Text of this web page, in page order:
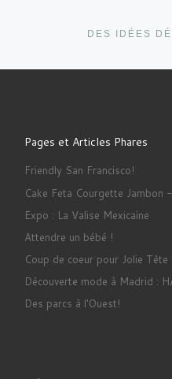
DES IDÉES
Pages et Articles Phares
Friendly San Francisco!
Cake Feta Courgette Jambon
Expo : La Valise Mexicaine
Attendre un bébé !
Coup de coeur pour Jolie
Découverte mode à Madrid :
Des parcs à l'Ouest!